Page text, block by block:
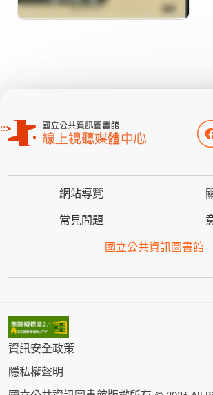
:::
網站導覽
常見問題
國立公共資訊圖書館
資訊安全政策
隱私權聲明